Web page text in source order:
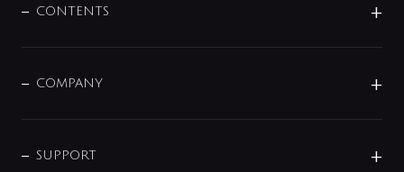
その他
センサー・タッチ水栓
単水栓
分岐
CONTENTS
COMPANY
企業理念
SUPPORT